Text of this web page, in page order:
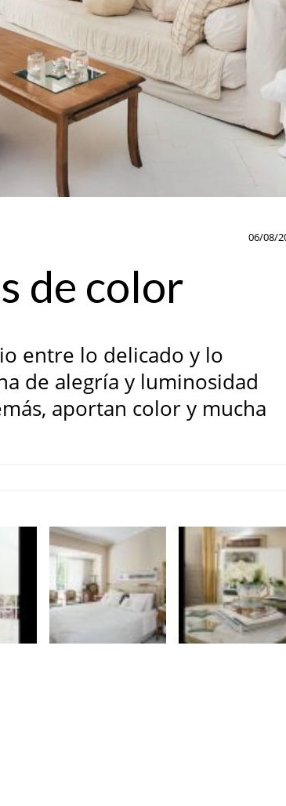
06/08/
de color
entre lo delicado y lo
de alegría y luminosidad
aportan color y mucha